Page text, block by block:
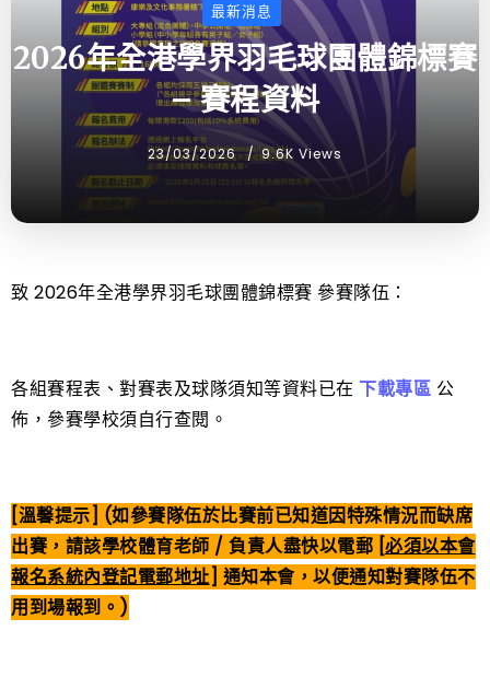
最新消息
2026年全港學界羽毛球團體錦標賽
– 賽程資料
23/03/2026 9.6K Views
致 2026年全港學界羽毛球團體錦標賽 參賽隊伍：
各組賽程表、對賽表及球隊須知等資料已在 下載專區 公
佈，參賽學校須自行查閱。
[溫馨提示] (如參賽隊伍於比賽前已知道因特殊情況而缺席
出賽，請該學校體育老師 / 負責人盡快以電郵 [必須以本會
報名系統內登記電郵地址] 通知本會，以便通知對賽隊伍不
用到場報到。)